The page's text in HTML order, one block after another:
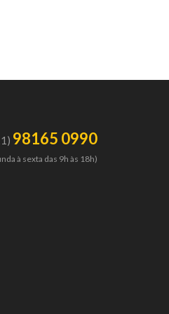
98165 0990
à sexta das 9h às 18h)